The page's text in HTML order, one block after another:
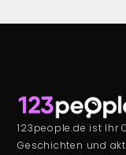
123people.de ist Ihr
Geschichten und